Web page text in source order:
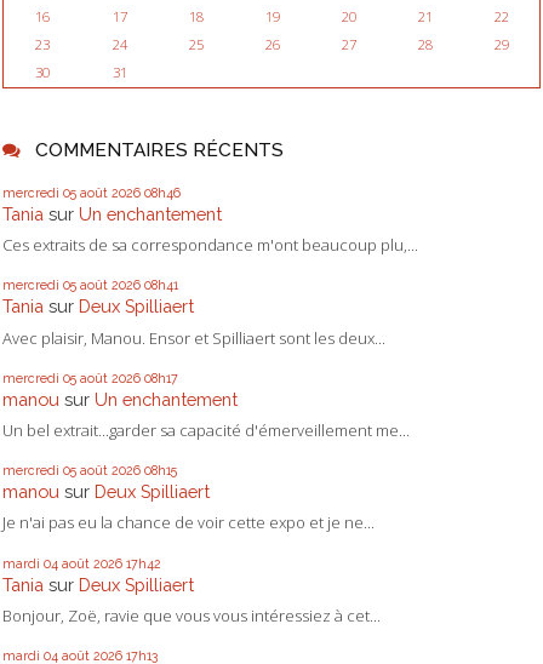
16
17 18 19 20 21
22
23
24 25 26 27 28
29
30
31
COMMENTAIRES RÉCENTS
mercredi 05 août 2026 08h46
Tania sur Un enchantement
Ces extraits de sa correspondance m'ont beaucoup plu,...
mercredi 05 août 2026 08h41
Tania sur Deux Spilliaert
Avec plaisir, Manou. Ensor et Spilliaert sont les deux...
mercredi 05 août 2026 08h17
manou sur Un enchantement
Un bel extrait...garder sa capacité d'émerveillement me...
mercredi 05 août 2026 08h15
manou sur Deux Spilliaert
Je n'ai pas eu la chance de voir cette expo et je ne...
mardi 04 août 2026 17h42
Tania sur Deux Spilliaert
Bonjour, Zoë, ravie que vous vous intéressiez à cet...
mardi 04 août 2026 17h13